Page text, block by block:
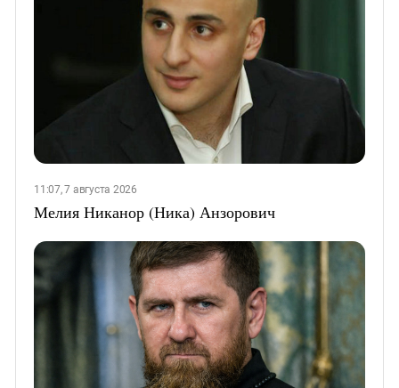
11:07, 7 августа 2026
Мелия Никанор (Ника) Анзорович